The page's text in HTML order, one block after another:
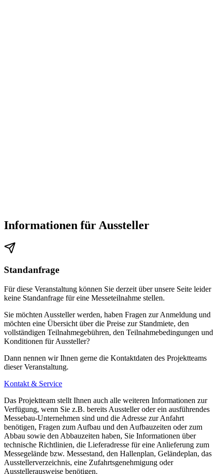
Informationen für Aussteller
Standanfrage
Für diese Veranstaltung können Sie derzeit über unsere Seite leider
keine Standanfrage für eine Messeteilnahme stellen.
Sie möchten Aussteller werden, haben Fragen zur Anmeldung und
möchten eine Übersicht über die Preise zur Standmiete, den
vollständigen Teilnahmegebühren, den Teilnahmebedingungen und
Konditionen für Aussteller?
Dann nennen wir Ihnen gerne die Kontaktdaten des Projektteams
dieser Veranstaltung.
Kontakt & Service
Das Projektteam stellt Ihnen auch alle weiteren Informationen zur
Verfügung, wenn Sie z.B. bereits Aussteller oder ein ausführendes
Messebau-Unternehmen sind und die Adresse zur Anfahrt
benötigen, Fragen zum Aufbau und den Aufbauzeiten oder zum
Abbau sowie den Abbauzeiten haben, Sie Informationen über
technische Richtlinien, die Lieferadresse für eine Anlieferung zum
Messegelände bzw. Messestand, den Hallenplan, Geländeplan, das
Ausstellerverzeichnis, eine Zufahrtsgenehmigung oder
Ausstellerausweise benötigen.